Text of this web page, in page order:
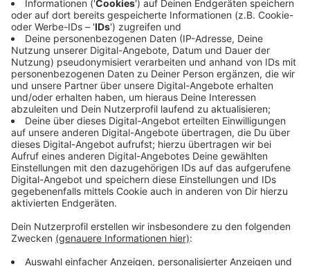
Anzeige
CDU für, ADFC gegen das Projekt
Anzeige
Der Flyover spaltet die Meinungen. Unter anderem die
CDU spricht sich dafür aus. Stefan Weber von der
CDU-Ratsfraktion gegenüber ANTENNE MÜNSTER:
Der Flyover bietet eine große Chance, die vielen
Radfahrer, die die Promenade queren, über eine
vierspurige Bundesstraße zu bringen und die
Kreuzung damit zu entschärfen.